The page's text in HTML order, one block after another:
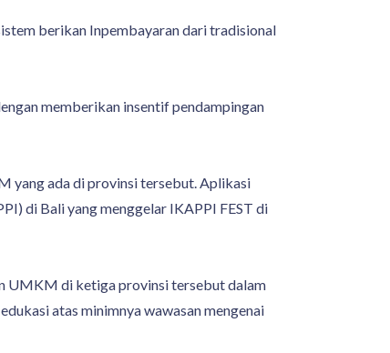
berikan Inpembayaran dari tradisional
memberikan insentif pendampingan
yang ada di provinsi tersebut. Aplikasi
di Bali yang menggelar IKAPPI FEST di
UMKM di ketiga provinsi tersebut dalam
atas minimnya wawasan mengenai